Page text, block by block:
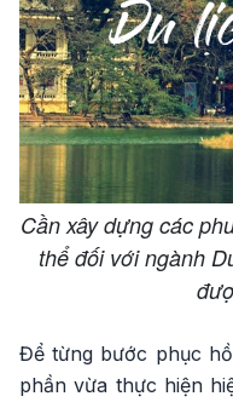
Cần xây dựng các
thể đối với ngành
Để từng bước phục
phần vừa thực hiện